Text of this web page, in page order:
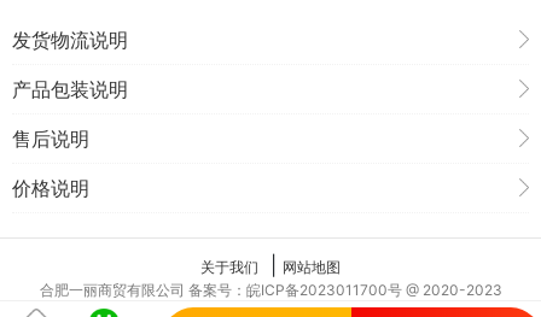
发货物流说明
产品包装说明
售后说明
价格说明
关于我们
网站地图
合肥一丽商贸有限公司 备案号：皖ICP备2023011700号 @ 2020-2023